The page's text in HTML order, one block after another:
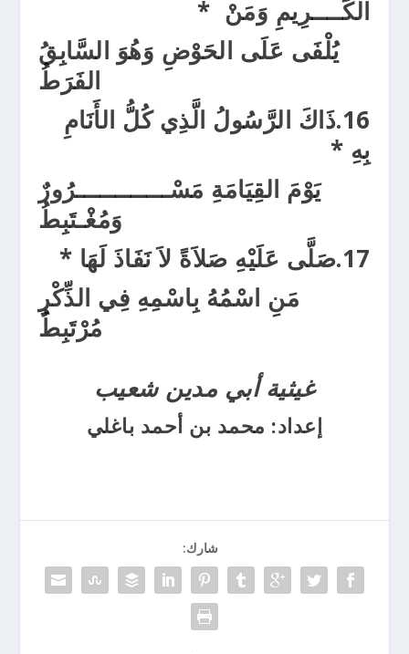
الكَــــرِيمِ وَمَنْ *
يُلْفَى عَلَى الحَوْضِ وَهُوَ السَّابِقُ
الفَرَطُ
16. ذَاكَ الرَّسُولُ الَّذِي كُلُّ الأَنَامِ
بِهِ *
يَوْمَ القِيَامَةِ مَسْــــــــــــرُورٌ
وَمُغْـتَبِطُ
17. صَلَّى عَلَيْهِ صَلاَةً لاَ نَفَاذَ لَهَا *
مَنِ اسْمُهُ بِاسْمِهِ فِي الذِّكْرِ
مُرْتَبِطُ
غيثية أبي مدين شعيب
إعداد: محمد بن أحمد باغلي
شارك: